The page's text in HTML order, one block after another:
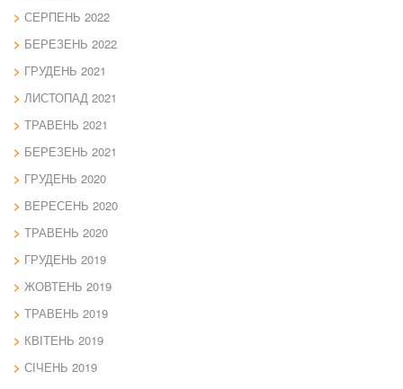
СЕРПЕНЬ 2022
БЕРЕЗЕНЬ 2022
ГРУДЕНЬ 2021
ЛИСТОПАД 2021
ТРАВЕНЬ 2021
БЕРЕЗЕНЬ 2021
ГРУДЕНЬ 2020
ВЕРЕСЕНЬ 2020
ТРАВЕНЬ 2020
ГРУДЕНЬ 2019
ЖОВТЕНЬ 2019
ТРАВЕНЬ 2019
КВІТЕНЬ 2019
СІЧЕНЬ 2019